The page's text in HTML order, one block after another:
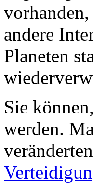
andere
Planeten
Sie
werden.
veränderten